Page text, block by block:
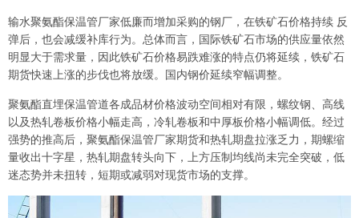
输水聚氨酯保温管厂家低廉而增加采购的钢厂，在铁矿石价格持续 反
弹后，也会减缓补库行为。总体而言，国际铁矿石市场的供应量依然
明显大于需求量，因此铁矿石价格易跌难涨的特点仍将延续，铁矿石
期货快速上涨的步伐也将放缓。国内钢价延续窄幅调整。
聚氨酯直埋保温管道各成品材价格波动空间相对有限，螺纹钢、高线
以及热轧卷板价格小幅走高，冷轧卷板和中厚板价格小幅调低。经过
强势的推高后，聚氨酯保温管厂家期货和热轧期盘拉涨乏力，期螺缩
量收出十字星，热轧期盘转头向下，上方压制均线尚未完全突破，低
迷态势并未扭转，短期或减弱对现货市场的支撑。